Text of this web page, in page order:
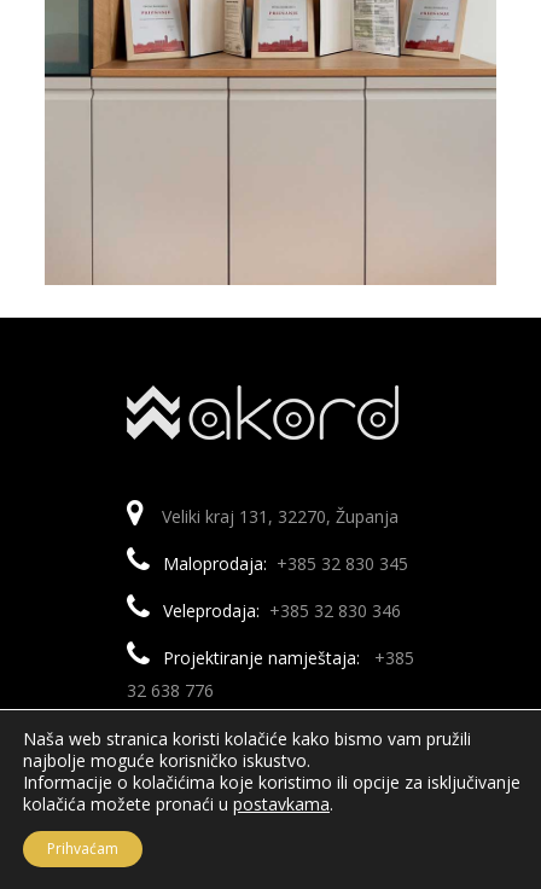
Veliki kraj 131, 32270, Županja
Maloprodaja: +385 32 830 345
Veleprodaja: +385 32 830 346
Projektiranje namještaja:
+385
32 638 776
Računovodstvo: +385 32 638
900
Fax: +385 32 830 347
Naša web stranica koristi kolačiće kako bismo vam pružili
najbolje moguće korisničko iskustvo.
Informacije o kolačićima koje koristimo ili opcije za isključivanje
kolačića možete pronaći u postavkama.
Prihvaćam